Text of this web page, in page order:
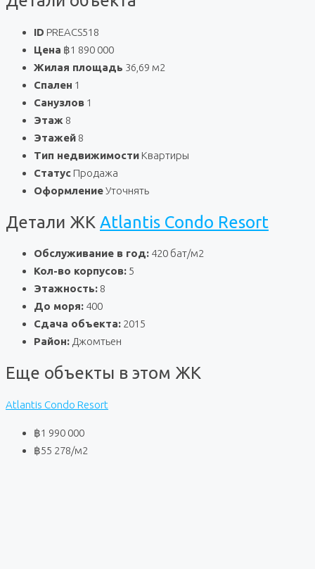
ID PREACS518
Цена ฿1 890 000
Жилая площадь 36,69 м2
Спален 1
Санузлов 1
Этаж 8
Этажей 8
Тип недвижимости Квартиры
Статус Продажа
ОформлениеУточнять
Детали ЖК Atlantis Condo Resort
Обслуживание в год: 420 бат/м2
Кол-во корпусов: 5
Этажность: 8
До моря: 400
Сдача объекта: 2015
Район: Джомтьен
Еще объекты в этом ЖК
Atlantis Condo Resort
฿1 990 000
฿55 278/м2